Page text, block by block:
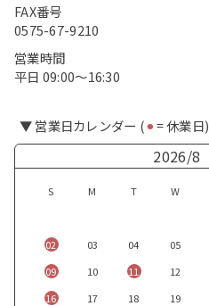
FAX番号
0575-67-9210
営業時間
平日 09:00〜16:30
▼ 営業日カレンダー (⚫︎= 休業日)
2026/8
S M T W
02
03 04 05
09
10 11 12
16
17 18 19